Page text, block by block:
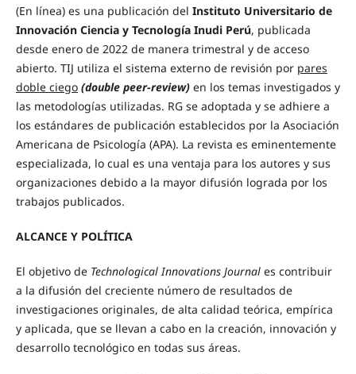
(En línea) es una publicación del Instituto Universitario de
Innovación Ciencia y Tecnología Inudi Perú, publicada
desde enero de 2022 de manera trimestral y de acceso
abierto. TIJ utiliza el sistema externo de revisión por pares
doble ciego (double peer-review)en los temas investigados y
las metodologías utilizadas. RG se adoptada y se adhiere a
los estándares de publicación establecidos por la Asociación
Americana de Psicología (APA). La revista es eminentemente
especializada, lo cual es una ventaja para los autores y sus
organizaciones debido a la mayor difusión lograda por los
trabajos publicados.
ALCANCE Y POLÍTICA
El objetivo de Technological Innovations Journales contribuir
a la difusión del creciente número de resultados de
investigaciones originales, de alta calidad teórica, empírica
y aplicada, que se llevan a cabo en la creación, innovación y
desarrollo tecnológico en todas sus áreas.